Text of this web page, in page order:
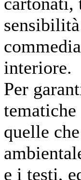
interiore.
Per
quelle
e i testi,